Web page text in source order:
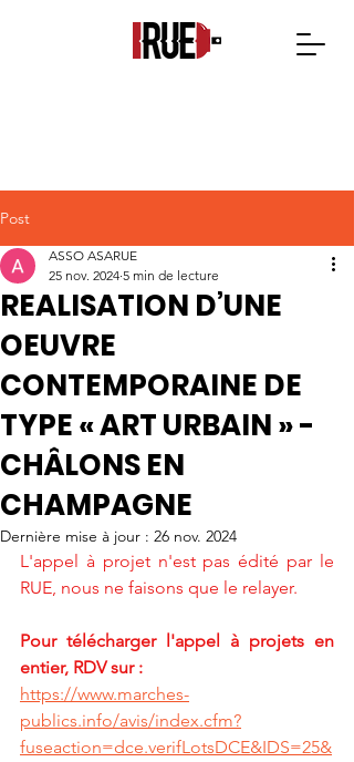
Post
REALISATION D’UNE
OEUVRE
CONTEMPORAINE DE
TYPE « ART URBAIN » -
CHÂLONS EN
CHAMPAGNE
ASSO ASARUE
25 nov. 2024 5 min de lecture
Dernière mise à jour : 26 nov. 2024
L'appel à projet n'est pas édité par le
RUE, nous ne faisons que le relayer.
Pour télécharger l'appel à projets en
entier, RDV sur :
https://www.marches-
publics.info/avis/index.cfm?
fuseaction=dce.verifLotsDCE&IDS=25&